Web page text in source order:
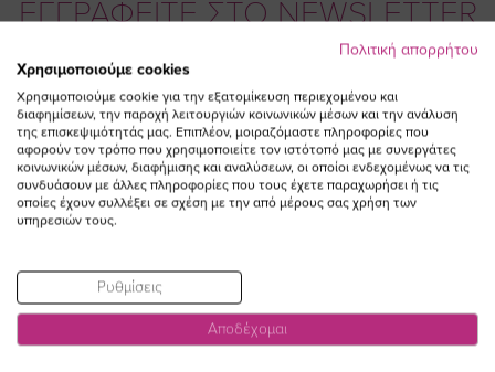
ΕΓΓΡΑΦΕΙΤΕ ΣΤΟ NEWSLETTER
Email
Συμφωνώ με τουςΌρους Χρήσης
VisitVisitVisitVisit
Πολιτική απορρήτου
Χρησιμοποιούμε cookies
Χρησιμοποιούμε cookie για την εξατομίκευση περιεχομένου και
διαφημίσεων, την παροχή λειτουργιών κοινωνικών μέσων και την ανάλυση
της επισκεψιμότητάς μας. Επιπλέον, μοιραζόμαστε πληροφορίες που
αφορούν τον τρόπο που χρησιμοποιείτε τον ιστότοπό μας με συνεργάτες
κοινωνικών μέσων, διαφήμισης και αναλύσεων, οι οποίοι ενδεχομένως να τις
συνδυάσουν με άλλες πληροφορίες που τους έχετε παραχωρήσει ή τις
οποίες έχουν συλλέξει σε σχέση με την από μέρους σας χρήση των
υπηρεσιών τους.
Ρυθμίσεις
Αποδέχομαι